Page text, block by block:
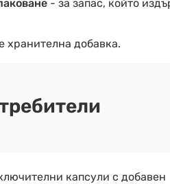
- за запас, който
хранителна добавка.
капсули с добавен